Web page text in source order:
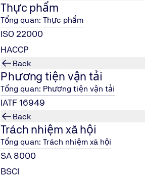
Thực phẩm
Tổng quan: Thực phẩm
ISO 22000
HACCP
Back
Phương tiện vận tải
Tổng quan: Phương tiện vận tải
IATF 16949
Back
Trách nhiệm xã hội
Tổng quan: Trách nhiệm xã hội
SA 8000
BSCI